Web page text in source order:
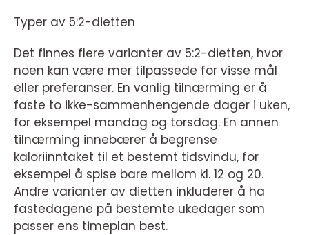
Typer av 5:2-dietten
Det finnes flere varianter av 5:2-dietten, hvor
noen kan være mer tilpassede for visse mål
eller preferanser. En vanlig tilnærming er å
faste to ikke-sammenhengende dager i uken,
for eksempel mandag og torsdag. En annen
tilnærming innebærer å begrense
kaloriinntaket til et bestemt tidsvindu, for
eksempel å spise bare mellom kl. 12 og 20.
Andre varianter av dietten inkluderer å ha
fastedagene på bestemte ukedager som
passer ens timeplan best.